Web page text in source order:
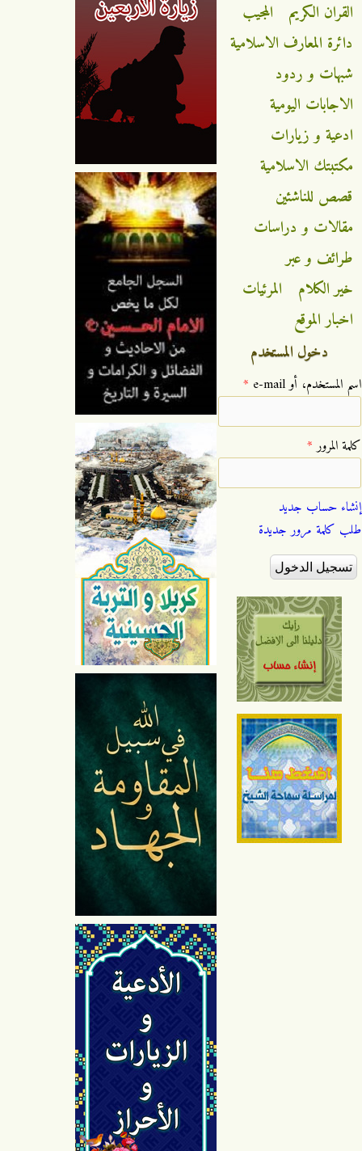
القران الكريم
المجيب
دائرة المعارف الاسلامية
شبهات و ردود
الاجابات اليومية
ادعية و زيارات
مكتبتك الاسلامية
قصص للناشئين
مقالات و دراسات
طرائف و عبر
خير الكلام
المرئيات
اخبار الموقع
دخول المستخدم
‏اسم المستخدم، أو e-mail ‏ *
‏كلمة المرور ‏*
إنشاء حساب جديد
طلب كلمة مرور جديدة